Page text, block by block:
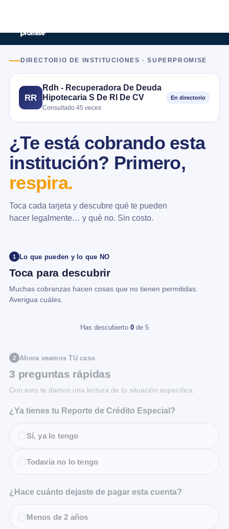
DIRECTORIO DE INSTITUCIONES · SUPERPROMISE
RR
Rdh - Recuperadora De Deuda
Hipotecaria S De Rl De CV
Consultado 45 veces
En directorio
¿Te está cobrando esta
institución? Primero,
respira.
Toca cada tarjeta y descubre qué te pueden
hacer legalmente… y qué no. Sin costo.
1 Lo que pueden y lo que NO
Toca para descubrir
Muchas cobranzas hacen cosas que no tienen permitidas.
Averigua cuáles.
Has descubierto 0 de 5
2 Ahora veamos TU caso
3 preguntas rápidas
Con esto te damos una lectura de tu situación específica.
¿Ya tienes tu Reporte de Crédito Especial?
Sí, ya lo tengo
Todavía no lo tengo
¿Hace cuánto dejaste de pagar esta cuenta?
Menos de 2 años